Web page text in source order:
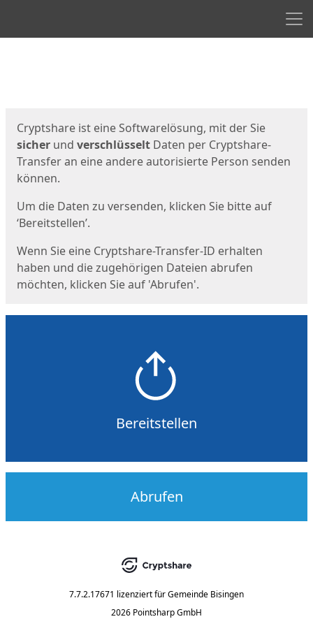
Cryptshare ist eine Softwarelösung, mit der Sie
sicher und verschlüsselt Daten per Cryptshare-
Transfer an eine andere autorisierte Person senden
können.
Um die Daten zu versenden, klicken Sie bitte auf
‘Bereitstellen’.
Wenn Sie eine Cryptshare-Transfer-ID erhalten
haben und die zugehörigen Dateien abrufen
möchten, klicken Sie auf 'Abrufen'.
Bereitstellen
Abrufen
7.7.2.17671 lizenziert fürGemeinde Bisingen
2026 Pointsharp GmbH